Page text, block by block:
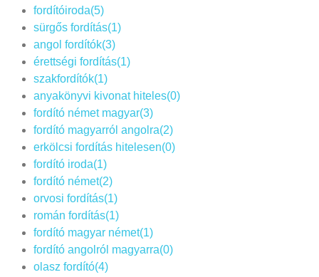
fordítóiroda(5)
sürgős fordítás(1)
angol fordítók(3)
érettségi fordítás(1)
szakfordítók(1)
anyakönyvi kivonat hiteles(0)
fordító német magyar(3)
fordító magyarról angolra(2)
erkölcsi fordítás hitelesen(0)
fordító iroda(1)
fordító német(2)
orvosi fordítás(1)
román fordítás(1)
fordító magyar német(1)
fordító angolról magyarra(0)
olasz fordító(4)